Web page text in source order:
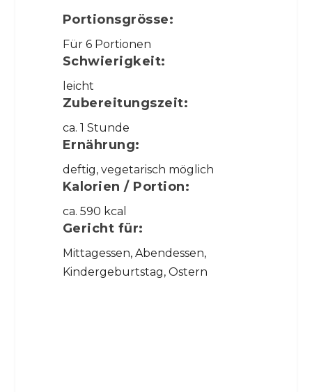
Portionsgrösse:
Für 6 Portionen
Schwierigkeit:
leicht
Zubereitungszeit:
ca. 1 Stunde
Ernährung:
deftig, vegetarisch möglich
Kalorien / Portion:
ca. 590 kcal
Gericht für:
Mittagessen, Abendessen,
Kindergeburtstag, Ostern